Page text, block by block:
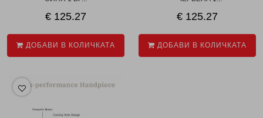
€ 125.27
ДОБАВИ В КОЛИЧКАТА
€ 125.27
ДОБАВИ В КОЛИЧКАТА